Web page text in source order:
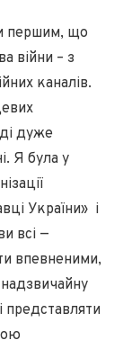
першим, що
війни – з
каналів.
дуже
Я була у
України» і
всі —
впевненими,
представляти